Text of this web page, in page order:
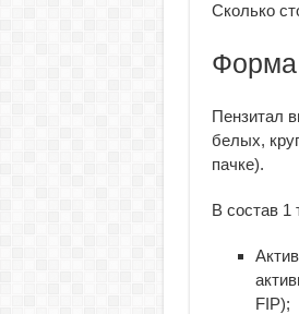
Сколько
Форма
Пензитал
белых,
пачке).
В состав 1
FIP);